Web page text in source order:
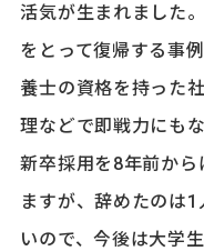
活気が生まれました
をとって復帰する事
養士の資格を持った
理などで即戦力にも
新卒採用を8年前か
ますが、辞めたのは
いので、今後は大学